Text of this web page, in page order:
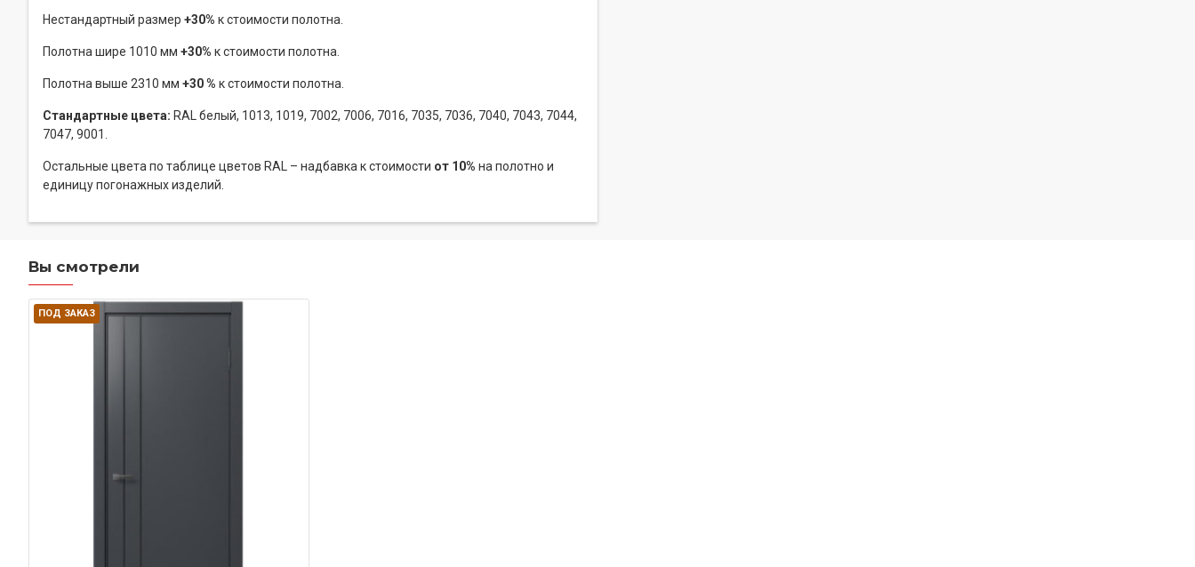
Нестандартный размер +30% к стоимости полотна.
Полотна шире 1010 мм +30% к стоимости полотна.
Полотна выше 2310 мм +30 % к стоимости полотна.
Стандартные цвета: RAL белый, 1013, 1019, 7002, 7006, 7016, 7035, 7036, 7040, 7043, 7044,
7047, 9001.
Остальные цвета по таблице цветов RAL – надбавка к стоимости от 10% на полотно и
единицу погонажных изделий.
Вы смотрели
ПОД ЗАКАЗ